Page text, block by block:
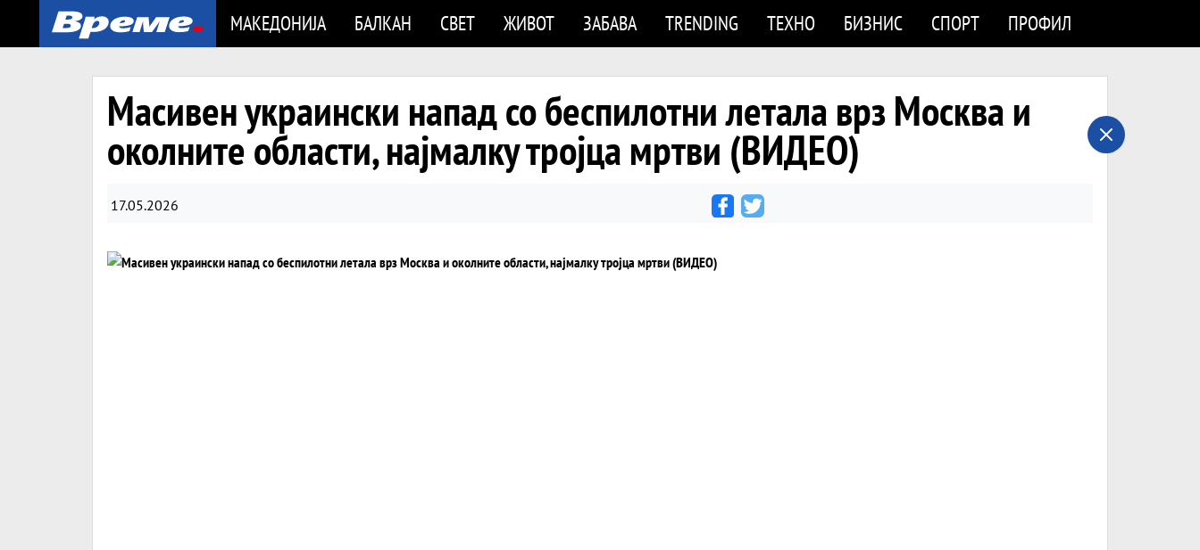
МАКЕДОНИЈА БАЛКАН СВЕТ ЖИВОТ ЗАБАВА TRENDING ТЕХНО БИЗНИС СПОРТ ПРОФИЛ
Масивен украински напад со беспилотни летала врз Москва и
околните области, најмалку тројца мртви (ВИДЕО)
17.05.2026